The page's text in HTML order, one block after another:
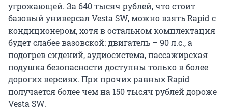
угрожающей. За 640 тысяч рублей, что стоит
базовый универсал Vesta SW, можно взять Rapid с
кондиционером, хотя в остальном комплектация
будет слабее вазовской: двигатель – 90 л.с., а
подогрев сидений, аудиосистема, пассажирская
подушка безопасности доступны только в более
дорогих версиях. При прочих равных Rapid
получается более чем на 150 тысяч рублей дороже
Vesta SW.